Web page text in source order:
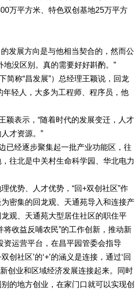
万平方米、特色双创基地25万平方
发展方向是与他相当契合的，然而公
没区别。真的需要好好斟酌。”
简称“昌发展”）总经理王颖说，回龙
轻人，大多为工程师、程序员，他
颖表示，“随着时代的发展变迁，人才
才资源。”
已经逐步聚集起一批产业功能区，往
往北是中关村生命科学园、华北电力
优势、人才优势，“回+双创社区”作
密集的回龙观、天通苑导入和连接产
观、天通苑大型居住社区的职住平
收益反哺农民”的工作创新，推动新
资运营平台，在昌平园管委会指导
社区’的‘+’的涵义是连接，通过‘回
创业和区域经济发展连接起来。同时
的地方创业，在家门口就可以实现创